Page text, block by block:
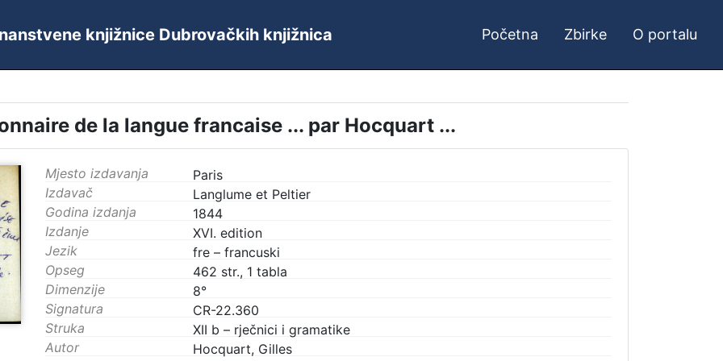
knjižnice Dubrovačkih knjižnica Početna Zbirke O portalu
de la langue francaise ... par Hocquart ...
Mjesto izdavanja
Paris
Izdavač
Langlume et Peltier
Godina izdanja
1844
Izdanje
XVI. edition
Jezik
fre – francuski
Opseg
462 str., 1 tabla
Dimenzije
8°
Signatura
CR-22.360
Struka
XII b – rječnici i gramatike
Autor
Hocquart, Gilles